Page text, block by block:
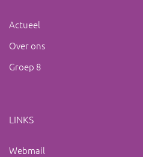
Actueel
Over ons
Groep 8
LINKS
Webmail